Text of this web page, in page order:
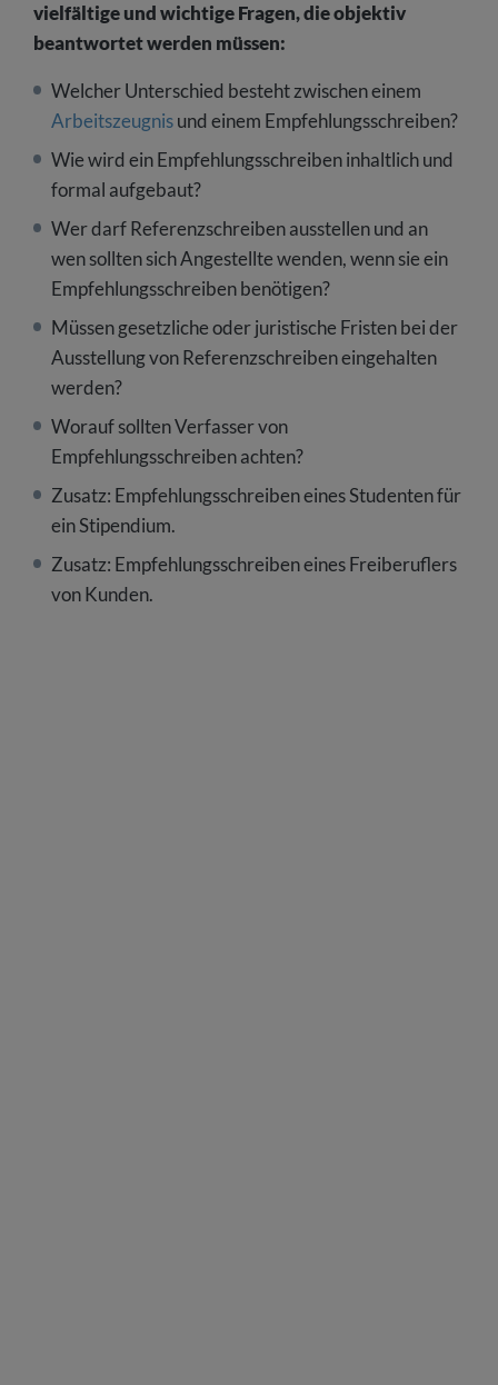
vielfältige und wichtige Fragen, die objektiv
beantwortet werden müssen:
Welcher Unterschied besteht zwischen einem
Arbeitszeugnisund einem Empfehlungsschreiben?
Wie wird ein Empfehlungsschreiben inhaltlich und
formal aufgebaut?
Wer darf Referenzschreiben ausstellen und an
wen sollten sich Angestellte wenden, wenn sie ein
Empfehlungsschreiben benötigen?
Müssen gesetzliche oder juristische Fristen bei der
Ausstellung von Referenzschreiben eingehalten
werden?
Worauf sollten Verfasser von
Empfehlungsschreiben achten?
Zusatz: Empfehlungsschreiben eines Studenten für
ein Stipendium.
Zusatz: Empfehlungsschreiben eines Freiberuflers
von Kunden.